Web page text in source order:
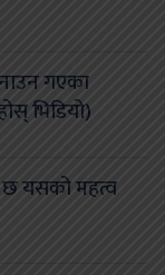
गएका
भिडियो)
यसको महत्व